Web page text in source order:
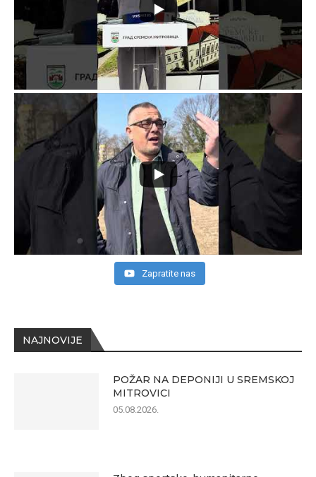
NAJNOVIJE
POŽAR NA DEPONIJI U SREMSKOJ
MITROVICI
05.08.2026.
Zapratite nas